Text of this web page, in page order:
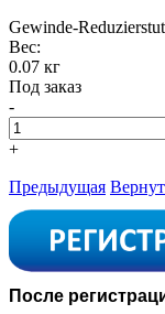
Gewinde-
Вес:
0.07 кг
Под заказ
-
+
Предыдущая
После